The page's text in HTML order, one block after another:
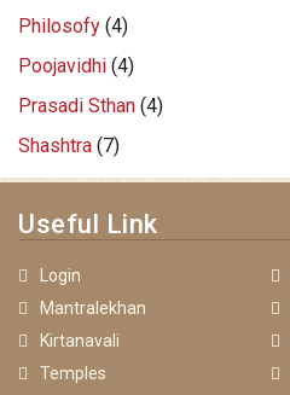
Philosofy (4)
Poojavidhi (4)
Prasadi Sthan (4)
Shashtra (7)
Useful Link
Login
Mantralekhan
Kirtanavali
Temples